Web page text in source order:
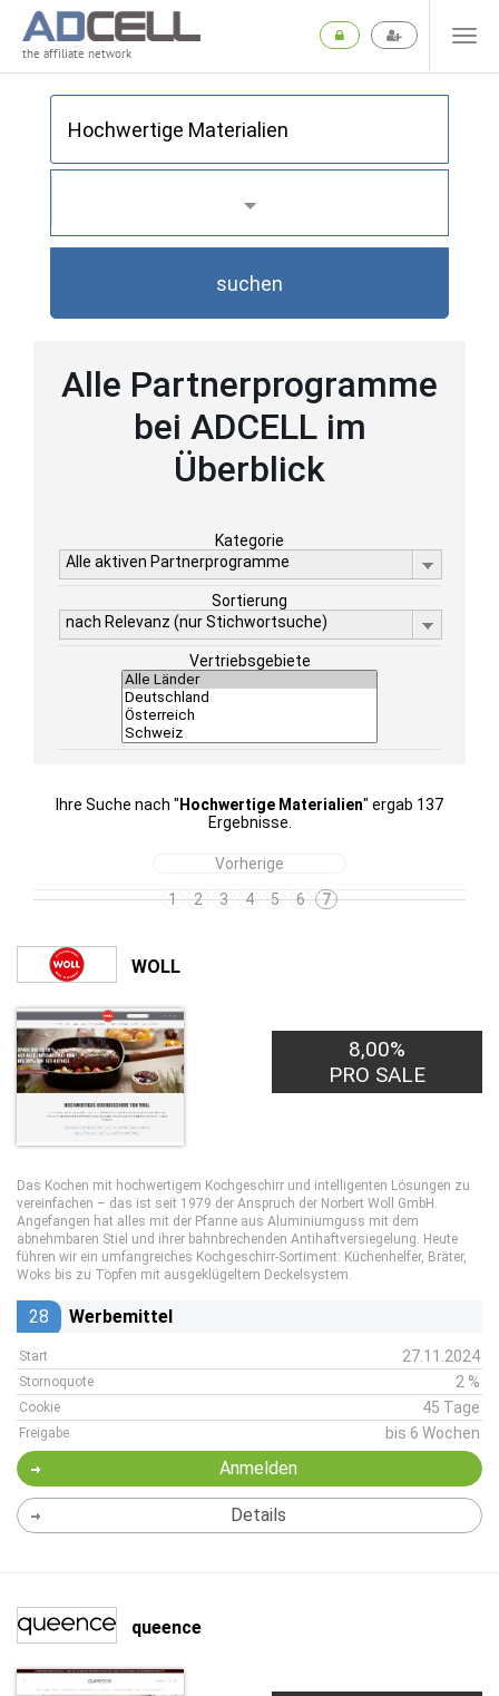
the affiliate network
suchen
Alle Partnerprogramme
bei ADCELL im
Überblick
Kategorie
Alle aktiven Partnerprogramme
Sortierung
nach Relevanz (nur Stichwortsuche)
Vertriebsgebiete
Ihre Suche nach " Hochwertige Materialien" ergab 137
Ergebnisse.
Vorherige
1
2 3 4 5 6 7
WOLL
8,00%
PRO SALE
Das Kochen mit hochwertigem Kochgeschirr und intelligenten Lösungen zu
vereinfachen – das ist seit 1979 der Anspruch der Norbert Woll GmbH.
Angefangen hat alles mit der Pfanne aus Aluminiumguss mit dem
abnehmbaren Stiel und ihrer bahnbrechenden Antihaftversiegelung. Heute
führen wir ein umfangreiches Kochgeschirr-Sortiment: Küchenhelfer, Bräter,
Woks bis zu Töpfen mit ausgeklügeltem Deckelsystem.
28 Werbemittel
Start 27.11.2024
Stornoquote 2 %
Cookie 45 Tage
Freigabe bis 6 Wochen
Anmelden
Details
queence